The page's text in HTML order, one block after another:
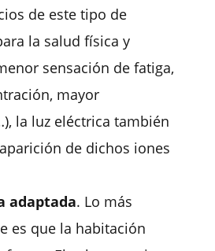
de este tipo de
la salud física y
sensación de fatiga,
mayor
la luz eléctrica también
de dichos iones
adaptada. Lo más
es que la habitación